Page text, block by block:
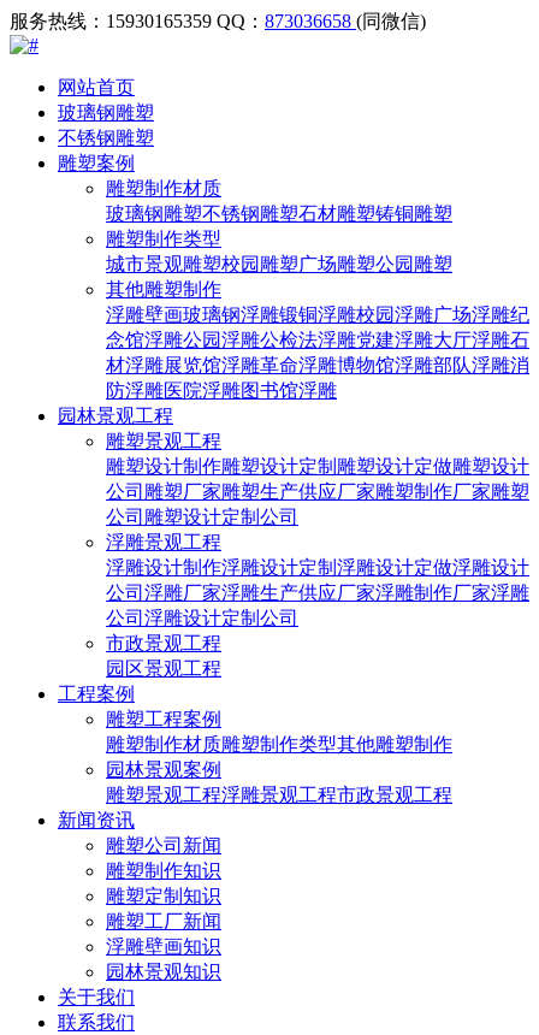
服务热线：15930165359 QQ： 873036658 (同微信)
网站首页
玻璃钢雕塑
不锈钢雕塑
雕塑案例
雕塑制作材质
玻璃钢雕塑不锈钢雕塑石材雕塑铸铜雕塑
雕塑制作类型
城市景观雕塑校园雕塑广场雕塑公园雕塑
其他雕塑制作
浮雕壁画玻璃钢浮雕锻铜浮雕校园浮雕广场浮雕纪
念馆浮雕公园浮雕公检法浮雕党建浮雕大厅浮雕石
材浮雕展览馆浮雕革命浮雕博物馆浮雕部队浮雕消
防浮雕医院浮雕图书馆浮雕
园林景观工程
雕塑景观工程
雕塑设计制作雕塑设计定制 雕塑设计定做雕塑设计
公司 雕塑厂家雕塑生产供应厂家雕塑制作厂家雕塑
公司 雕塑设计定制公司
浮雕景观工程
浮雕设计制作浮雕设计定制 浮雕设计定做浮雕设计
公司 浮雕厂家浮雕生产供应厂家浮雕制作厂家浮雕
公司 浮雕设计定制公司
市政景观工程
园区景观工程
工程案例
雕塑工程案例
雕塑制作材质雕塑制作类型其他雕塑制作
园林景观案例
雕塑景观工程浮雕景观工程市政景观工程
新闻资讯
雕塑公司新闻
雕塑制作知识
雕塑定制知识
雕塑工厂新闻
浮雕壁画知识
园林景观知识
关于我们
联系我们